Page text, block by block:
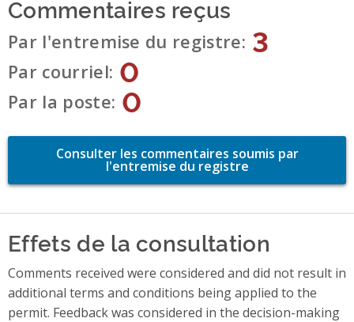
Commentaires reçus
Par l'entremise du registre 3
Par courriel 0
Par la poste 0
Consulter les commentaires soumis par
l'entremise du registre
Effets de la consultation
Comments received were considered and did not result in
additional terms and conditions being applied to the
permit. Feedback was considered in the decision-making